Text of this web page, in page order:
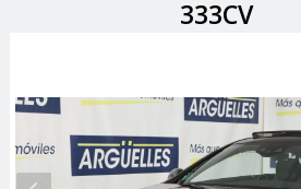
333CV